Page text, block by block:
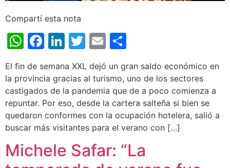
Compartí esta nota
WhatsApp
Facebook
LinkedIn
Twitter
Email
El fin de semana XXL dejó un gran saldo económico en
la provincia gracias al turismo, uno de los sectores
castigados de la pandemia que de a poco comienza a
repuntar. Por eso, desde la cartera salteña si bien se
quedaron conformes con la ocupación hotelera, salió a
buscar más visitantes para el verano con […]
Michele Safar: “La